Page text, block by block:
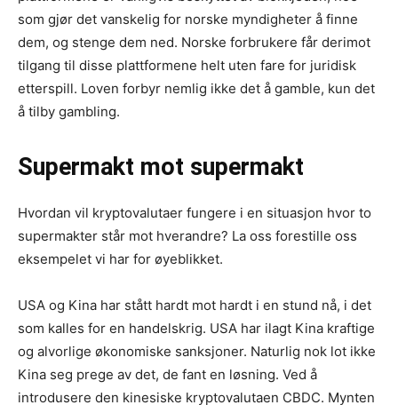
som gjør det vanskelig for norske myndigheter å finne
dem, og stenge dem ned. Norske forbrukere får derimot
tilgang til disse plattformene helt uten fare for juridisk
etterspill. Loven forbyr nemlig ikke det å gamble, kun det
å tilby gambling.
Supermakt mot supermakt
Hvordan vil kryptovalutaer fungere i en situasjon hvor to
supermakter står mot hverandre? La oss forestille oss
eksempelet vi har for øyeblikket.
USA og Kina har stått hardt mot hardt i en stund nå, i det
som kalles for en handelskrig. USA har ilagt Kina kraftige
og alvorlige økonomiske sanksjoner. Naturlig nok lot ikke
Kina seg prege av det, de fant en løsning. Ved å
introdusere den kinesiske kryptovalutaen CBDC. Mynten